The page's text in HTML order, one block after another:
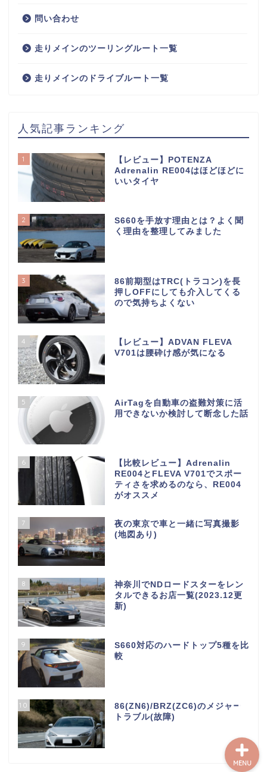
問い合わせ
走りメインのツーリングルート一覧
走りメインのドライブルート一覧
人気記事ランキング
1
【レビュー】POTENZA
Adrenalin RE004はほどほどに
いいタイヤ
2
S660を手放す理由とは？よく聞
く理由を整理してみました
3
86前期型はTRC(トラコン)を長
押しOFFにしても介入してくる
ので気持ちよくない
4
【レビュー】ADVAN FLEVA
V701は腰砕け感が気になる
5
AirTagを自動車の盗難対策に活
用できないか検討して断念した話
6
【比較レビュー】Adrenalin
RE004とFLEVA V701でスポー
ティさを求めるのなら、RE004
がオススメ
7
夜の東京で車と一緒に写真撮影
(地図あり)
8
神奈川でNDロードスターをレン
タルできるお店一覧(2023.12更
新)
9
S660対応のハードトップ5種を比
較
10
86(ZN6)/BRZ(ZC6)のメジャー
トラブル(故障)
MENU
S660について
S660メンテナンス